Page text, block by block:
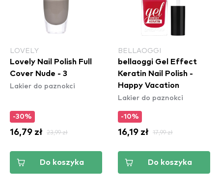
LOVELY
Lovely Nail Polish Full
Cover Nude - 3
Lakier do paznokci
-30%
16,79 zł 23,99 zł
Do koszyka
BELLAOGGI
bellaoggi Gel Effect
Keratin Nail Polish -
Happy Vacation
Lakier do paznokci
-10%
16,19 zł 17,99 zł
Do koszyka